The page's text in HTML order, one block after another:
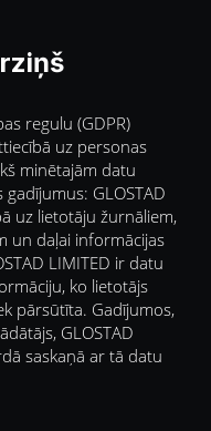
regulu (GDPR)
uz personas
minētajām datu
GLOSTAD
uz lietotāju žurnāliem,
un daļai informācijas
LIMITED ir datu
ko lietotājs
pārsūtīta. Gadījumos,
GLOSTAD
saskaņā ar tā datu